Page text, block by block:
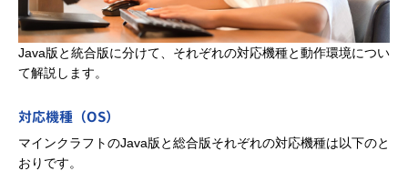
Java版と統合版に分けて、それぞれの対応機種と動作環境につい
て解説します。
対応機種（OS）
マインクラフトのJava版と総合版それぞれの対応機種は以下のと
おりです。